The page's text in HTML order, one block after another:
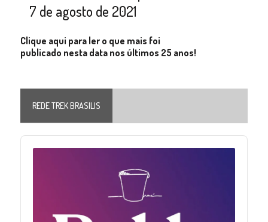
7 de agosto de 2021
Clique aqui para ler o que mais foi
publicado nesta data nos últimos 25 anos!
REDE TREK BRASILIS
Audio
Player